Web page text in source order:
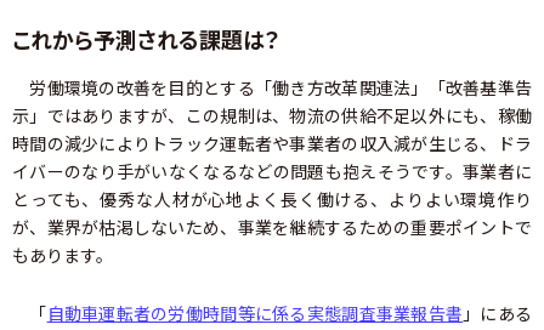
これから予測される課題は？
労働環境の改善を目的とする「働き方改革関連法」「改善基準告
示」ではありますが、この規制は、物流の供給不足以外にも、稼働
時間の減少によりトラック運転者や事業者の収入減が生じる、ドラ
イバーのなり手がいなくなるなどの問題も抱えそうです。事業者に
とっても、優秀な人材が心地よく長く働ける、よりよい環境作り
が、業界が枯渇しないため、事業を継続するための重要ポイントで
もあります。
「自動車運転者の労働時間等に係る実態調査事業報告書 」にある